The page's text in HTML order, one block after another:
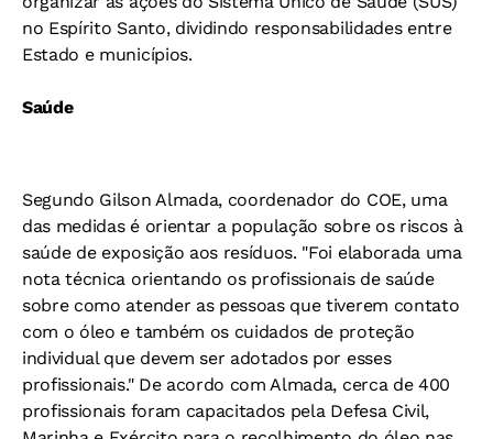
no Espírito Santo, dividindo responsabilidades entre
Estado e municípios.
Saúde
Segundo Gilson Almada, coordenador do COE, uma
das medidas é orientar a população sobre os riscos à
saúde de exposição aos resíduos. "Foi elaborada uma
nota técnica orientando os profissionais de saúde
sobre como atender as pessoas que tiverem contato
com o óleo e também os cuidados de proteção
individual que devem ser adotados por esses
profissionais." De acordo com Almada, cerca de 400
profissionais foram capacitados pela Defesa Civil,